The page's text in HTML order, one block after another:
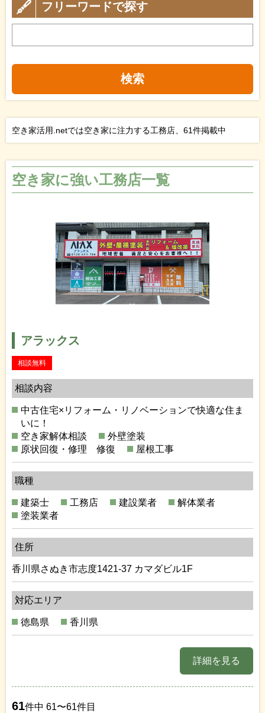
フリーワードで探す
検索
空き家活用.netでは空き家に注力する工務店、61件掲載中
空き家に強い工務店一覧
アラックス
相談無料
相談内容
中古住宅×リフォーム・リノベーションで快適な住ま
いに！
空き家解体相談
外壁塗装
原状回復・修理 修復
屋根工事
職種
建築士 工務店 建設業者
解体業者
塗装業者
住所
香川県さぬき市志度1421-37 カマダビル1F
対応エリア
徳島県 香川県
詳細を見る
61件中 61〜61件目